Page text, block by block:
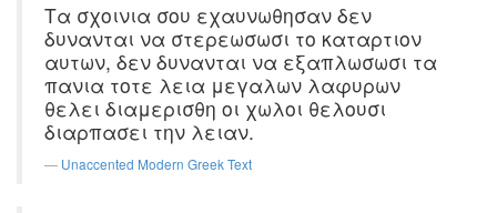
Τα σχοινια σου εχαυνωθησαν δεν
δυνανται να στερεωσωσι το καταρτιον
αυτων, δεν δυνανται να εξαπλωσωσι τα
πανια τοτε λεια μεγαλων λαφυρων
θελει διαμερισθη οι χωλοι θελουσι
διαρπασει την λειαν.
Unaccented Modern Greek Text